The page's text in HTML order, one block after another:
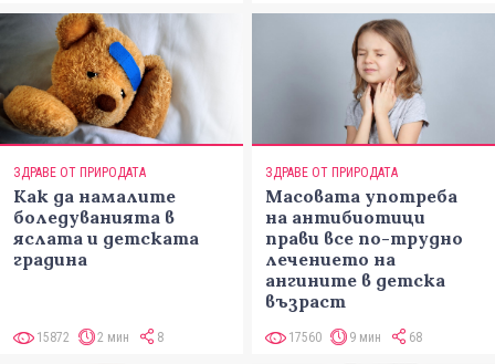
ЗДРАВЕ ОТ ПРИРОДАТА
Как да намалите
боледуванията в
яслата и детската
градина
15872 2 мин 8
ЗДРАВЕ ОТ ПРИРОДАТА
Масовата употреба
на антибиотици
прави все по-трудно
лечението на
ангините в детска
възраст
17560 9 мин 68